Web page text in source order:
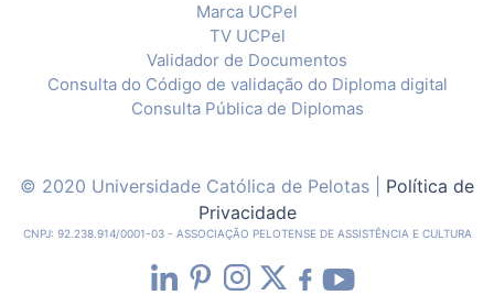
Marca UCPel
TV UCPel
Validador de Documentos
Consulta do Código de validação do Diploma digital
Consulta Pública de Diplomas
© 2020 Universidade Católica de Pelotas | Política de
Privacidade
CNPJ: 92.238.914/0001-03 - ASSOCIAÇÃO PELOTENSE DE ASSISTÊNCIA E CULTURA